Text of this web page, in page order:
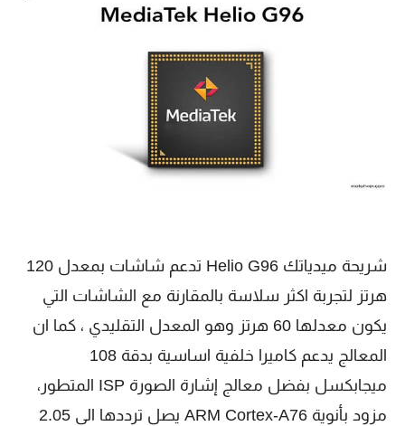
شريحة ميدياتك Helio G96 تدعم شاشات بمعدل 120
هرتز لتجربة اكثر سلاسة بالمقارنة مع الشاشات التي
يكون معدلها 60 هرتز وهو المعدل التقليدي ، كما ان
المعالج يدعم كاميرا خلفية اساسية بدقة 108
ميجابكسل بفضل معالج إشارة الصورة ISP المتطور،
مزود بأنوية ARM Cortex-A76 يصل ترددها الى 2.05